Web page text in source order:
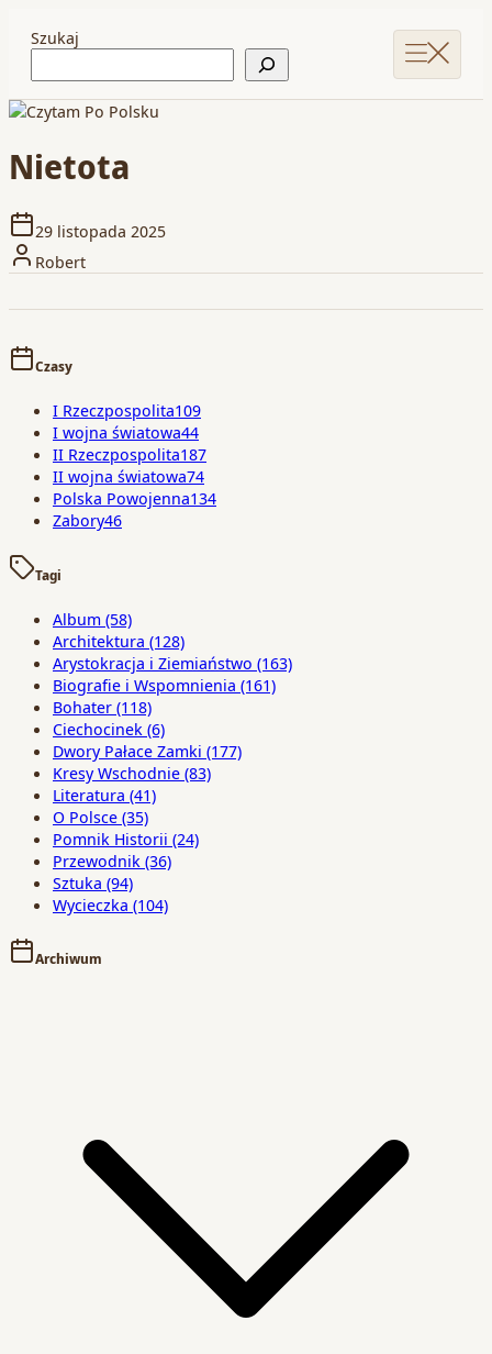
Szukaj
Nietota
29 listopada 2025
Robert
Czasy
I Rzeczpospolita109
I wojna światowa44
II Rzeczpospolita187
II wojna światowa74
Polska Powojenna134
Zabory46
Tagi
Album (58)
Architektura (128)
Arystokracja i Ziemiaństwo (163)
Biografie i Wspomnienia (161)
Bohater (118)
Ciechocinek (6)
Dwory Pałace Zamki (177)
Kresy Wschodnie (83)
Literatura (41)
O Polsce (35)
Pomnik Historii (24)
Przewodnik (36)
Sztuka (94)
Wycieczka (104)
Archiwum